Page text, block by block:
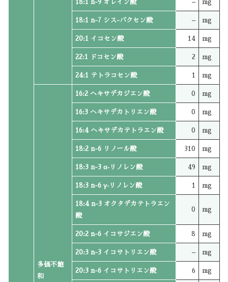
18:1 n-9 オレイン酸 – mg
18:1 n-7 シス-バクセン酸 – mg
20:1 イコセン酸 14 mg
22:1 ドコセン酸 2 mg
24:1 テトラコセン酸 1 mg
多価不飽
和
16:2 ヘキサデカジエン酸 0 mg
16:3 ヘキサデカトリエン酸 0 mg
16:4 ヘキサデカテトラエン酸 0 mg
18:2 n-6 リノール酸 310 mg
18:3 n-3 α‐リノレン酸 49 mg
18:3 n-6 γ‐リノレン酸 1 mg
18:4 n-3 オクタデカテトラエン
酸
0 mg
20:2 n-6 イコサジエン酸 8 mg
20:3 n-3 イコサトリエン酸 – mg
20:3 n-6 イコサトリエン酸 6 mg